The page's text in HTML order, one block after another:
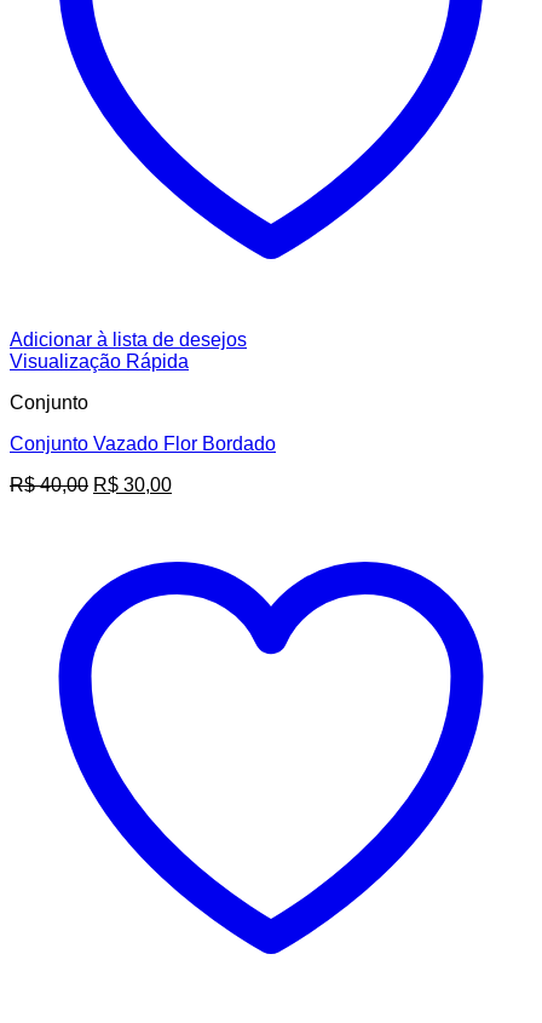
Adicionar à lista de desejos
Visualização Rápida
Conjunto
Conjunto Vazado Flor Bordado
R$40,00 O
R$ 40,00.
R$ 30,00O
R$ 30,00.